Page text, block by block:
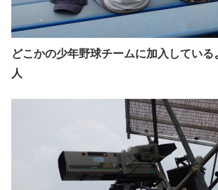
どこかの少年野球チームに加入してい
人